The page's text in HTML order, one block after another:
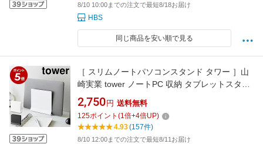
8/10 10:00までの注文で最短8/18お届け
HBS
同じ商品を安い順で見る
［ スリムノートパソコンスタンド タワー ］山
崎実業 tower ノートPC 収納 タブレットスタン
ド 収納スタンド タブレット タブレットPC シ
ンプル ノートパソコン 縦置きスタンド おしゃ
れ yamazaki ブラック ホワイト 4498 4499【ポ
イント5倍 送料無料】 公式
2,750 円 送料無料
125ポイント (1倍+4倍UP)
4.93(157件)
8/10 12:00までの注文で最短8/11お届け